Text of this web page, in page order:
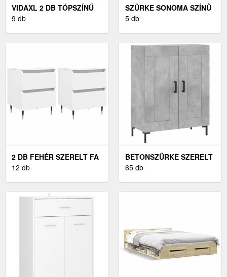
VIDAXL 2 DB TÓPSZÍNŰ
SZÖVET SZÉKPÁRNA 50 X
9 db
SZÜRKE SONOMA SZÍNŰ
SZERELT FA ÁGYKERET
5 db
2 DB FEHÉR SZERELT FA
ÉJJELISZEKRÉNY 40 X 35
12 db
BETONSZÜRKE SZERELT
FA TÁLALÓSZEKRÉNY 69,
65 db